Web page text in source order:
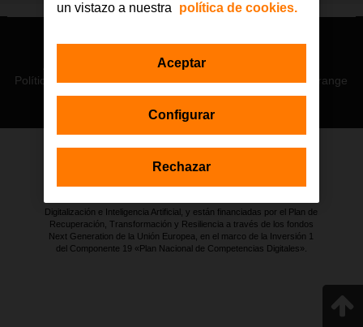
© Orange 2026
Lectura accesible: Confort+
Política de privacidad
Política de cookies Aviso legal Orange
impulsada por Red.es, Ministerio para la Transformación Digital y de
Digitalización e Inteligencia Artificial, y están financiadas por el Plan de
Recuperación, Transformación y Resiliencia a través de los fondos
Next Generation de la Unión Europea, en el marco de la Inversión 1
del Componente 19 «Plan Nacional de Competencias Digitales».
un vistazo a nuestra
política de cookies.
Configurar
Rechazar
Aceptar